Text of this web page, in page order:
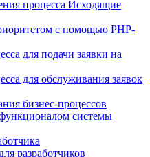
процесса Исходящие
с помощью PHP-
для подачи заявки на
для обслуживания заявок
бизнес-процессов
системы
разработчиков